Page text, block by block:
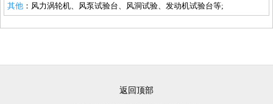
其他 ：风力涡轮机、风泵试验台、风洞试验、发动机试验台等;
返回顶部